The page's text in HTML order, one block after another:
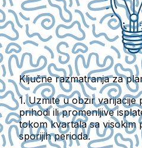
Ključne razmatranja za
1.Uzmite u obzir varijacije
prihodi ili promenljive
tokom kvartala sa visokim
sporijih perioda.